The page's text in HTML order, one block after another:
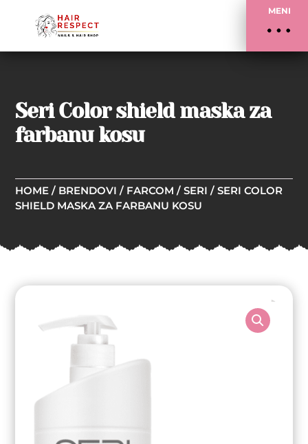
MENI
Seri Color shield maska za
farbanu kosu
HOME / BRENDOVI / FARCOM /SERI / SERI COLOR
SHIELD MASKA ZA FARBANU KOSU